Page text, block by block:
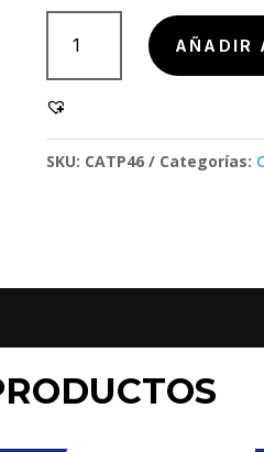
904000-
cantidad
AÑADIR
SKU: CATP46 Categorías: